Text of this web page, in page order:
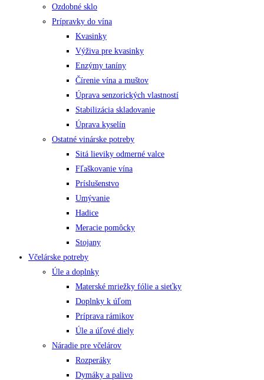
Ozdobné sklo
Prípravky do vína
Kvasinky
Výživa pre kvasinky
Enzýmy taníny
Čírenie vína a muštov
Úprava senzorických vlastností
Stabilizácia skladovanie
Úprava kyselín
Ostatné vinárske potreby
Sitá lieviky odmerné valce
Fľaškovanie vína
Príslušenstvo
Umývanie
Hadice
Meracie pomôcky
Stojany
Včelárske potreby
Úle a doplnky
Materské mriežky fólie a sieťky
Doplnky k úľom
Príprava rámikov
Úle a úľové diely
Náradie pre včelárov
Rozperáky
Dymáky a palivo